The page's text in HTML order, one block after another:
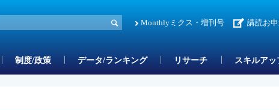
Monthlyミクス・増刊号 講読お
制度/政策 データ/ランキング リサーチ スキルア